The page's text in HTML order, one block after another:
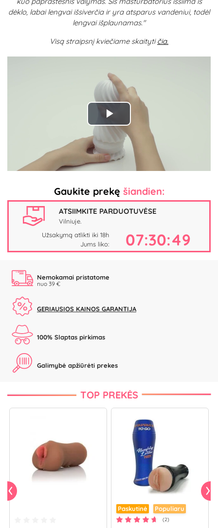
dėklo, labai lengvai išsiverčia ir yra atsparus vandeniui, todėl
lengvai išplaunamas."
Visą straipsnį kviečiame skaityti čia.
Play
Video
Gaukite prekę šiandien:
ATSIIMKITE PARDUOTUVĖSE
Vilniuje.
Užsakymą atlikti iki 18h
Jums liko:
07:30:48
Nemokamai pristatome
nuo 39 €
GERIAUSIOS KAINOS GARANTIJA
100% Slaptas pirkimas
Galimybė apžiūrėti prekes
TOP PREKĖS
Paskutinė Populiaru
(2)